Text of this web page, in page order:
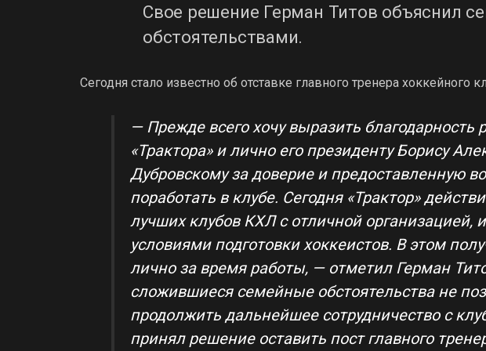
Свое решение Герман Титов объяснил
обстоятельствами.
Сегодня стало известно об отставке главного тренера хоккейного
— Прежде всего хочу выразить благодарность
«Трактора» и лично его президенту Борису
Дубровскому за доверие и предоставленную
поработать в клубе. Сегодня «Трактор»
лучших клубов КХЛ с отличной организацией,
условиями подготовки хоккеистов. В этом
лично за время работы, — отметил Герман
сложившиеся семейные обстоятельства не
продолжить дальнейшее сотрудничество с
принял решение оставить пост главного